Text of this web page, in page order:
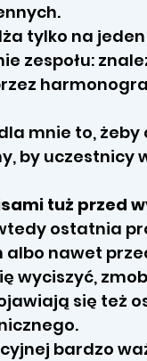
tylko na
zespołu:
mnie to,
by uczestnicy
tuż przed
ostatnia
nawet
wyciszyć,
się też
bardzo